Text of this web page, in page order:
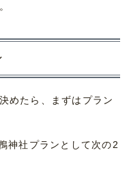
めたら、まずはプラン
神社プランとして次の2